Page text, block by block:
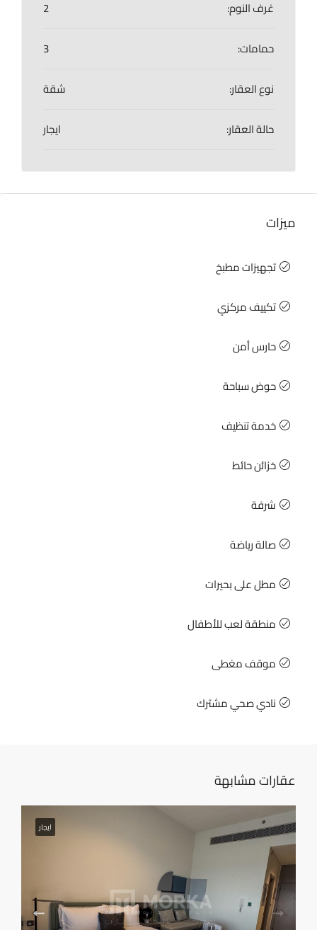
غرف النوم:
2
حمامات:
3
نوع العقار:
شقة
حالة العقار:
ايجار
ميزات
تجهيزات مطبخ
تكييف مركزي
حارس أمن
حوض سباحة
خدمة تنظيف
خزائن حائط
شرفة
صالة رياضة
مطل على بحيرات
منطقة لعب للأطفال
موقف مغطى
نادي صحي مشترك
عقارات مشابهة
ايجار